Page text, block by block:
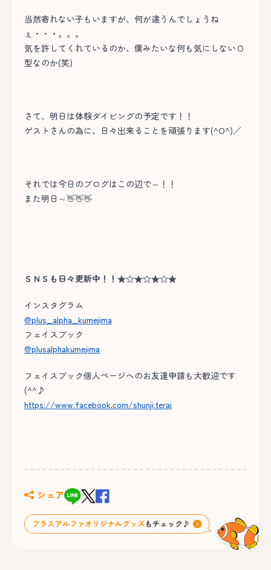
当然寄れない子もいますが、何が違うんでしょうね
ぇ・・・。。。
気を許してくれているのか、僕みたいな何も気にしないＯ
型なのか(笑)
さて、明日は体験ダイビングの予定です！！
ゲストさんの為に、日々出来ることを頑張ります(^O^)／
それでは今日のブログはこの辺で～！！
また明日～👋👋👋
ＳＮＳも日々更新中！！★☆★☆★☆★
インスタグラム
@plus_alpha_kumejima
フェイスブック
@plusalphakumejima
フェイスブック個人ページへのお友達申請も大歓迎です
(^^♪
https://www.facebook.com/shunji.terai
シェア